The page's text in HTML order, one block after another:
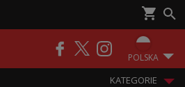
POLSKA
KATEGORIE